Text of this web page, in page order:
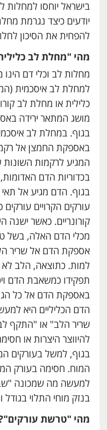
בישראל יוחסו למחלות
יודעים כיצד נגרמת
להפחית את הסיכון
מהי "מחלת לב
מחלות לב וכלי דם
למחלת לב איסכמית
כלילית או מחלת לב
מושג המתאר ירידה
בגוף. במחלת לב
באספקת החמצן אל
המגיע לרקמות השונות
בכדוריות הדם
בגוף. הדם מגיע אל
עורקים הקרויים עורקים
קורונריים. כאשר ישנה
מכלי הדם האלה, בשל
אספקת הדם אל שריר
למות. כתוצאה, הלב לא
תפקידו כמשאבת הדם
באספקת הדם אל כל
הדם הכליליים היא
שריר הלב" או "התקף
להיווצר היצרות או
בגוף, למשל בעורקים
המוח. חסימה בעורק
למעשה מה שמכונה
בנזק מוחי התלוי
מהי "טרשת